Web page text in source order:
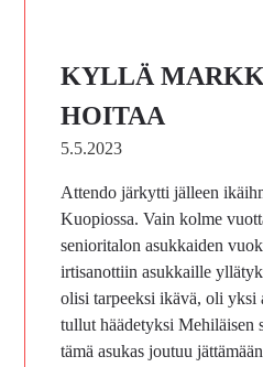
KYLLÄ
HOITAA
5.5.2023
Attendo järkytti jälleen
Kuopiossa. Vain kolme
senioritalon asukkaiden
irtisanottiin asukkaille
olisi tarpeeksi ikävä, oli yksi
tullut häädetyksi Mehiläisen
tämä asukas joutuu